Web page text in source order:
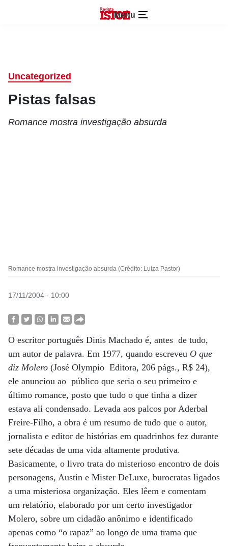
Menu
Uncategorized
Pistas falsas
Romance mostra investigação absurda
Romance mostra investigação absurda (Crédito: Luiza Pastor)
17/11/2004 - 10:00
O escritor português Dinis Machado é, antes de tudo,
um autor de palavra. Em 1977, quando escreveu O que
diz Molero (José Olympio Editora, 206 págs., R$ 24),
ele anunciou ao público que seria o seu primeiro e
último romance, posto que tudo o que tinha a dizer
estava ali condensado. Levada aos palcos por Aderbal
Freire-Filho, a obra é um resumo de tudo que o autor,
jornalista e editor de histórias em quadrinhos fez durante
sete décadas de uma vida altamente produtiva.
Basicamente, o livro trata do misterioso encontro de dois
personagens, Austin e Mister DeLuxe, burocratas ligados
a uma misteriosa organização. Eles lêem e comentam
um relatório, elaborado por um certo investigador
Molero, sobre um cidadão anônimo e identificado
apenas como “o rapaz” ao longo de uma trama que